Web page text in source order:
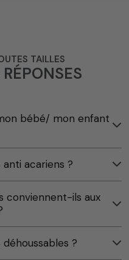
TAILLES
bébé/ mon enfant
acariens ?
conviennent-ils aux
?